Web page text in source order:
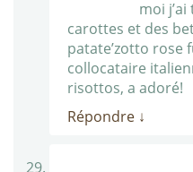
moi
carottes et des
patate’zotto rose
collocataire
risottos, a adoré!
Répondre ↓